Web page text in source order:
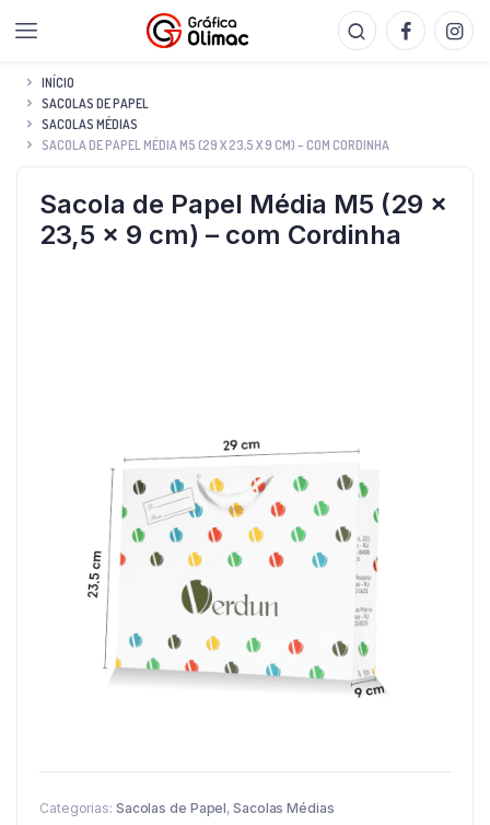
INÍCIO
SACOLAS DE PAPEL
SACOLAS MÉDIAS
SACOLA DE PAPEL MÉDIA M5 (29 X 23,5 X 9 CM) – COM CORDINHA
Sacola de Papel Média M5 (29 x
23,5 x 9 cm) – com Cordinha
Categorias: Sacolas de Papel,Sacolas Médias